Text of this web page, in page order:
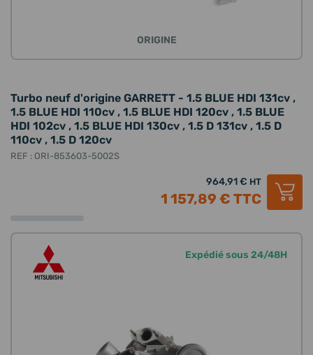
ORIGINE
Turbo neuf d'origine GARRETT - 1.5 BLUE HDI 131cv ,
1.5 BLUE HDI 110cv , 1.5 BLUE HDI 120cv , 1.5 BLUE
HDI 102cv , 1.5 BLUE HDI 130cv , 1.5 D 131cv , 1.5 D
110cv , 1.5 D 120cv
REF : ORI-853603-5002S
964,91 € HT
1 157,89 € TTC
Expédié sous 24/48H